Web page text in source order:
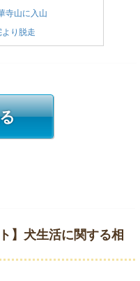
寺山に入山
り脱走
】犬生活に関する相